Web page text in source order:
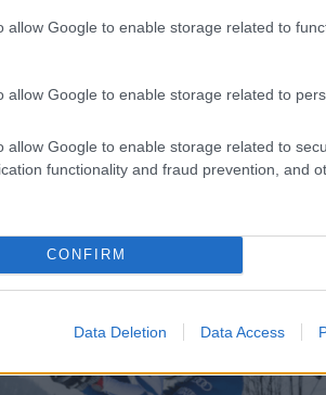
allow Google to enable storage related to
allow Google to enable storage related to
allow Google to enable storage related to
functionality and fraud prevention, and
CONFIRM
Data Deletion Data Access
na jednom místě